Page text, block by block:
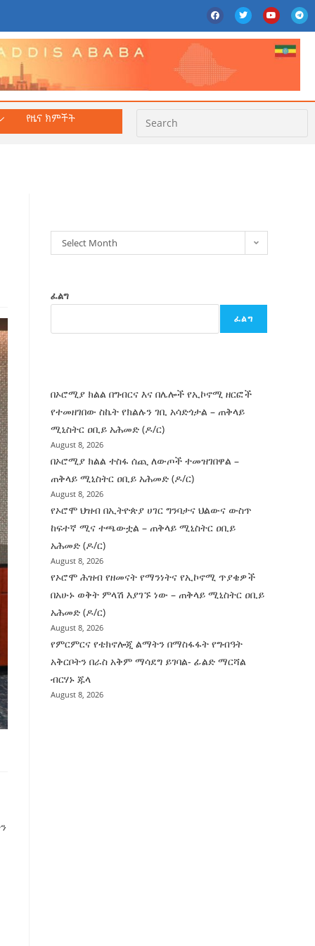
የዜና ክምችት
Select Month
ፈልግ
ፈልግ
በኦሮሚያ ክልል በግብርና እና በሌሎች የኢኮኖሚ ዘርፎች
የተመዘገበው ስኬት የክልሉን ገቢ አሳድጎታል – ጠቅላይ
ሚኒስትር ዐቢይ አሕመድ (ዶ/ር)
August 8, 2026
በኦሮሚያ ክልል ተስፋ ሰጪ ለውጦች ተመዝገበዋል –
ጠቅላይ ሚኒስትር ዐቢይ አሕመድ (ዶ/ር)
August 8, 2026
የኦሮሞ ህዝብ በኢትዮጵያ ሀገር ግንባታና ህልውና ውስጥ
ከፍተኛ ሚና ተጫውቷል – ጠቅላይ ሚኒስትር ዐቢይ
አሕመድ (ዶ/ር)
August 8, 2026
የኦሮሞ ሕዝብ የዘመናት የማንነትና የኢኮኖሚ ጥያቄዎች
በአሁኑ ወቅት ምላሽ እያገኙ ነው – ጠቅላይ ሚኒስትር ዐቢይ
አሕመድ (ዶ/ር)
August 8, 2026
የምርምርና የቴክኖሎጂ ልማትን በማስፋፋት የግብዓት
አቅርቦትን በራስ አቅም ማሳደግ ይገባል- ፊልድ ማርሻል
ብርሃኑ ጁላ
August 8, 2026